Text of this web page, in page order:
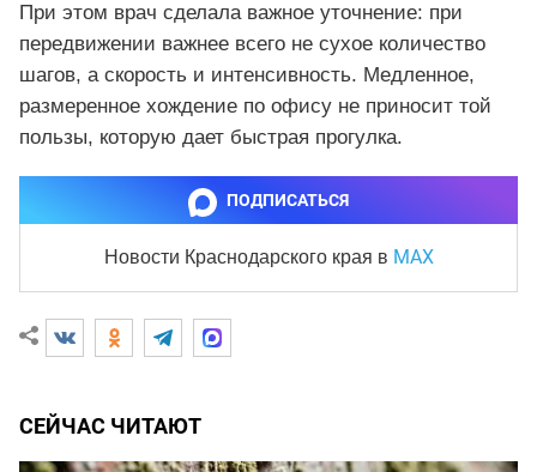
При этом врач сделала важное уточнение: при
передвижении важнее всего не сухое количество
шагов, а скорость и интенсивность. Медленное,
размеренное хождение по офису не приносит той
пользы, которую дает быстрая прогулка.
ПОДПИСАТЬСЯ
Новости Краснодарского края в MAX
СЕЙЧАС ЧИТАЮТ